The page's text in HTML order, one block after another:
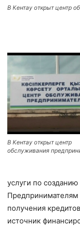
В Кентау открыт центр
В Кентау открыт центр
обслуживания
услуги по
Предпринимателям
получения
источник